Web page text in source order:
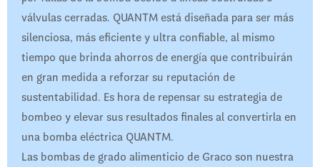
válvulas cerradas. QUANTM está diseñada para ser más
silenciosa, más eficiente y ultra confiable, al mismo
tiempo que brinda ahorros de energía que contribuirán
en gran medida a reforzar su reputación de
sustentabilidad. Es hora de repensar su estrategia de
bombeo y elevar sus resultados finales al convertirla en
una bomba eléctrica QUANTM.
Las bombas de grado alimenticio de Graco son nuestra